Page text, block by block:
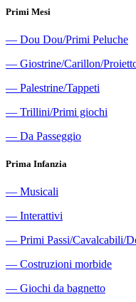
Primi Mesi
― Dou Dou/Primi Peluche
― Giostrine/Carillon/
― Palestrine/Tappeti
― Trillini/Primi giochi
― Da Passeggio
Prima Infanzia
― Musicali
― Interattivi
― Primi Passi/Cavalcabili/
― Costruzioni morbide
― Giochi da bagnetto